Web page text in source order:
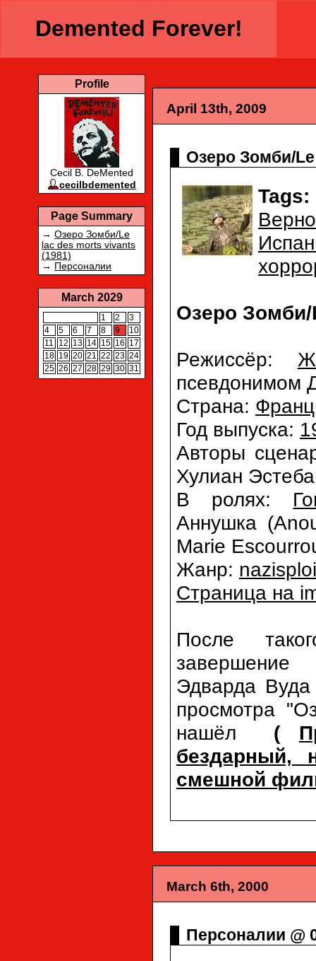
Demented Forever!
Profile
Cecil B. DeMented
cecilbdemented
Page Summary
→ Озеро Зомби/Le
lac des morts vivants
(1981)
→ Персоналии
March 2029
1 2
3
4
5 6 7 8 9
10
11
12 13 14 15 16
17
18 19 20 21 22 23 24
25 26 27 28 29 30 31
April 13th, 2009
Озеро Зомби/
Tags:
Озеро Зомби/
Режиссёр:
псевдонимом
Страна:
Год выпуска:
Авторы
Хулиан
В ролях:
Аннушка
Marie
Жанр:
Страница на
После
завершение
Эдварда
просмотра
нашёл (
бездарный,
смешной
March 6th, 2000
Персоналии @